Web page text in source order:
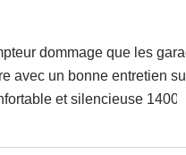
dommage que les
avec un bonne entretien
et silencieuse
et bon volume